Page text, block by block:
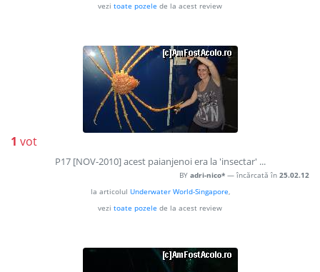
vezi toate pozele de la acest review
1 vot
P17 [NOV-2010] acest paianjenoi era la 'insectar' ...
BY adri-nico* — încărcată în 25.02.12
la articolul Underwater World-Singapore,
vezi toate pozele de la acest review